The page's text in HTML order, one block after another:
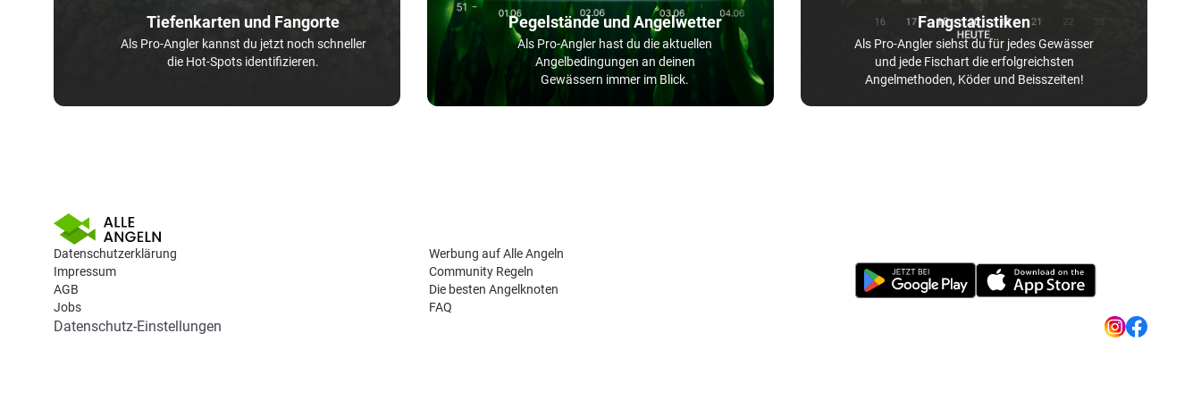
Tiefenkarten und Fangorte
Als Pro-Angler kannst du jetzt noch schneller
die Hot-Spots identifizieren.
Pegelstände und Angelwetter
Als Pro-Angler hast du die aktuellen
Angelbedingungen an deinen
Gewässern immer im Blick.
Fangstatistiken
Als Pro-Angler siehst du für jedes Gewässer
und jede Fischart die erfolgreichsten
Angelmethoden, Köder und Beisszeiten!
Datenschutzerklärung
Impressum
AGB
Jobs
Werbung auf Alle Angeln
Community Regeln
Die besten Angelknoten
FAQ
Datenschutz-Einstellungen